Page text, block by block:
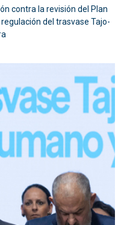
contra la revisión del Plan
del trasvase Tajo-